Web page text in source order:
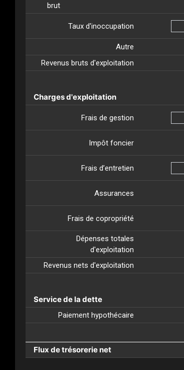
brut
Taux d'inoccupation
Autre
Revenus bruts d'exploitation
Charges d'exploitation
Frais de gestion
Impôt foncier
Frais d’entretien
Assurances
Frais de copropriété
Dépenses totales
d'exploitation
Revenus nets d'exploitation
Service de la dette
Paiement hypothécaire
Flux de trésorerie net